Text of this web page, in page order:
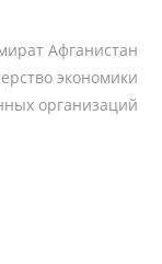
Афганистан
экономики
организаций